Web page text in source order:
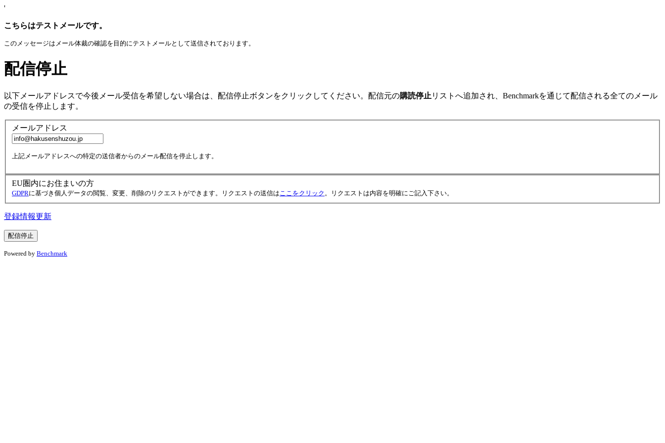
'
こちらはテストメールです。
このメッセージはメール体裁の確認を目的にテストメールとして送信されております。
配信停止
以下メールアドレスで今後メール受信を希望しない場合は、配信停止ボタンをクリックしてください。配信元の購読停止 リストへ追加され、Benchmarkを通じて配信される全てのメール
の受信を停止します。
メールアドレス
上記メールアドレスへの特定の送信者からのメール配信を停止します。
EU圏内にお住まいの方
GDPRに基づき個人データの閲覧、変更、削除のリクエストができます。リクエストの送信はここをクリック 。リクエストは内容を明確にご記入下さい。
登録情報更新
Powered by Benchmark